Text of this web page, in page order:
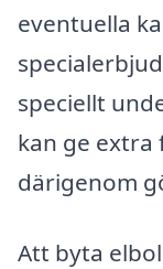
eventuella
speciellt
kan ge
därigenom
Att byta